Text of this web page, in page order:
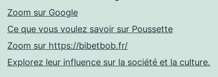
Zoom sur Google
Ce que vous voulez savoir sur Poussette
Zoom sur https://bibetbob.fr/
Explorez leur influence sur la société et la culture.